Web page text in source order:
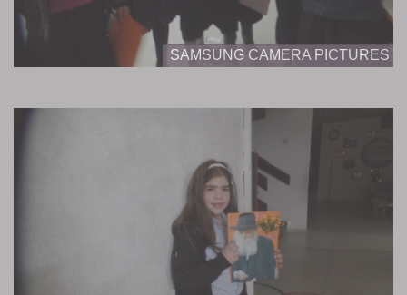
SAMSUNG CAMERA PICTURES